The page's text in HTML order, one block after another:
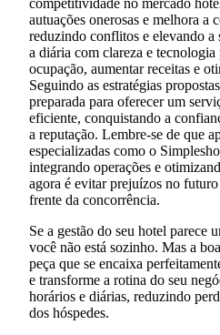
competitividade no mercado
autuações onerosas e melhora a
reduzindo conflitos e elevando a
a diária com clareza e
ocupação, aumentar receitas e
Seguindo as estratégias
preparada para oferecer um
eficiente, conquistando a
a reputação. Lembre-se de que
especializadas como o
integrando operações e
agora é evitar prejuízos no
frente da concorrência.
Se a gestão do seu hotel parece
você não está sozinho. Mas a
peça que se encaixa
e transforme a rotina do seu
horários e diárias, reduzindo
dos hóspedes.